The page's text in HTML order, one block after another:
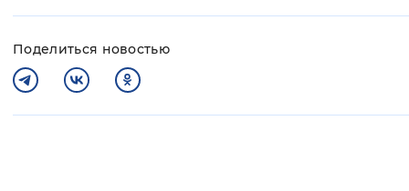
Поделиться новостью